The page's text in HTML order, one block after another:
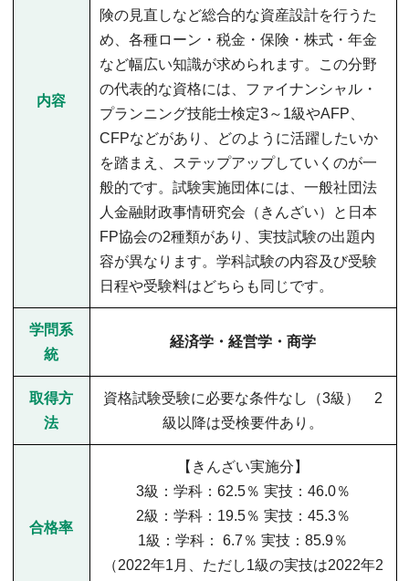
内容
険の見直しなど総合的な資産設計を行うた
め、各種ローン・税金・保険・株式・年金
など幅広い知識が求められます。この分野
の代表的な資格には、ファイナンシャル・
プランニング技能士検定3～1級やAFP、
CFPなどがあり、どのように活躍したいか
を踏まえ、ステップアップしていくのが一
般的です。試験実施団体には、一般社団法
人金融財政事情研究会（きんざい）と日本
FP協会の2種類があり、実技試験の出題内
容が異なります。学科試験の内容及び受験
日程や受験料はどちらも同じです。
学問系
統
経済学・経営学・商学
取得方
法
資格試験受験に必要な条件なし（3級） 2
級以降は受検要件あり。
合格率
【きんざい実施分】
3級：学科：62.5％ 実技：46.0％
2級：学科：19.5％ 実技：45.3％
1級：学科： 6.7％ 実技：85.9％
（2022年1月、ただし1級の実技は2022年2